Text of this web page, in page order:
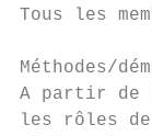
Tous les
A partir de
les rôles